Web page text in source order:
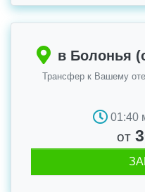
в Болонья
Трансфер к Вашему
01:40
от